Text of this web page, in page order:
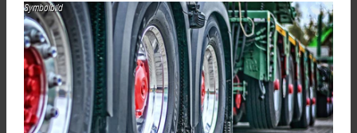
Symbolbild